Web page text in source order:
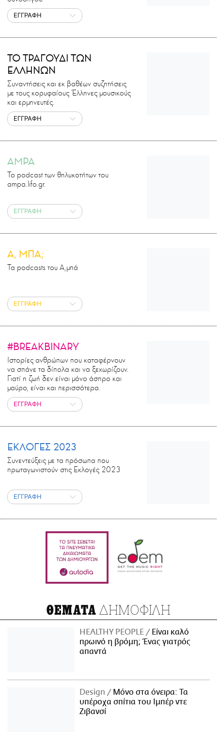
ΕΓΓΡΑΦΗ
ΤΟ ΤΡΑΓΟΥΔΙ ΤΩΝ
ΕΛΛΗΝΩΝ
Συναντήσεις και εκ βαθέων συζητήσεις
με τους κορυφαίους Έλληνες μουσικούς
και ερμηνευτές.
ΕΓΓΡΑΦΗ
AMPA
Το podcast των θηλυκοτήτων του
ampa.lifo.gr.
ΕΓΓΡΑΦΗ
Α, ΜΠΑ;
Τα podcasts του Α,μπά
ΕΓΓΡΑΦΗ
#BREAKBINARY
Ιστορίες ανθρώπων που καταφέρνουν
να σπάνε τα δίπολα και να ξεχωρίζουν.
Γιατί η ζωή δεν είναι μόνο άσπρο και
μαύρο, είναι και περισσότερα.
ΕΓΓΡΑΦΗ
ΕΚΛΟΓΕΣ 2023
Συνεντεύξεις με τα πρόσωπα που
πρωταγωνιστούν στις Εκλογές 2023
ΕΓΓΡΑΦΗ
ΘΕΜΑΤΑ ΔΗΜΟΦΙΛΗ
HEALTHY PEOPLE
Είναι καλό
πρωινό η βρόμη; Ένας γιατρός
απαντά
Design
Μόνο στα όνειρα: Τα
υπέροχα σπίτια του Ιμπέρ ντε
Ζιβανσί